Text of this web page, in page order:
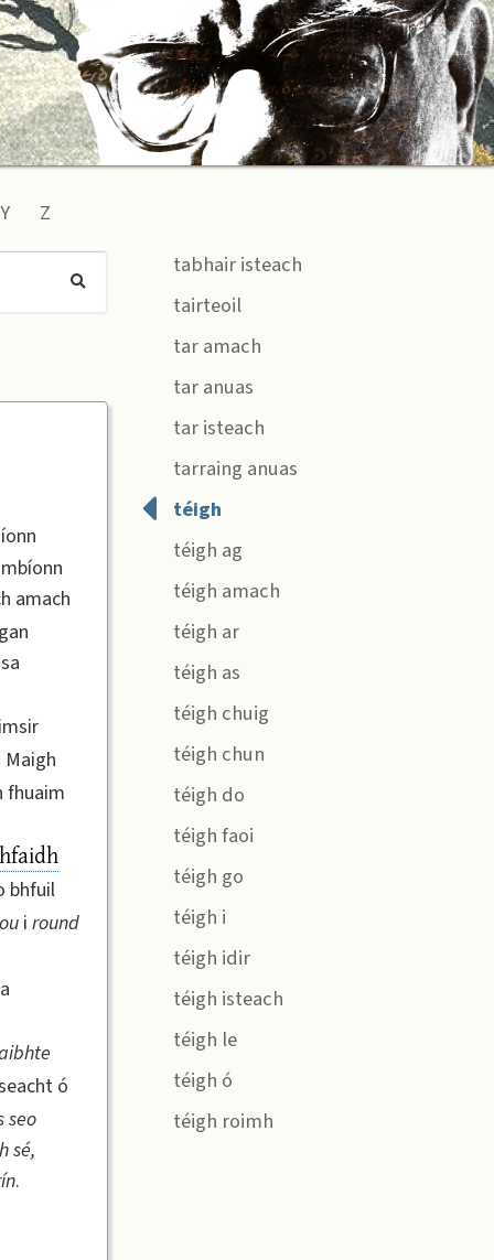
Y Z
amach
Maigh
fhuaim
bhfuil
ou i round
ó
seo
sé,
.
tabhair isteach
tairteoil
tar amach
tar anuas
tar isteach
tarraing anuas
téigh
téigh ag
téigh amach
téigh ar
téigh as
téigh chuig
téigh chun
téigh do
téigh faoi
téigh go
téigh i
téigh idir
téigh isteach
téigh le
téigh ó
téigh roimh